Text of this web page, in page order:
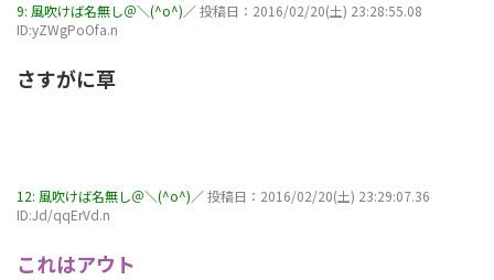
9: 風吹けば名無し＠＼(^o^)／投稿日：2016/02/20(土) 23:28:55.08
ID:yZWgPoOfa.n
さすがに草
12: 風吹けば名無し＠＼(^o^)／投稿日：2016/02/20(土) 23:29:07.36
ID:Jd/qqErVd.n
これはアウト